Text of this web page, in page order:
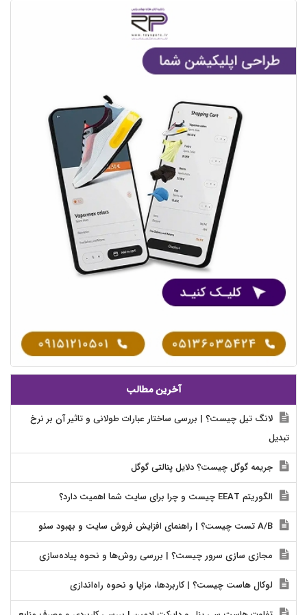
آخرین مطالب
لانگ تیل چیست؟ | بررسی ساختار عبارات طولانی و تاثیر آن بر نرخ
تبدیل
جریمه گوگل چیست؟ دلایل پنالتی گوگل
الگوریتم EEAT چیست و چرا برای سایت شما اهمیت دارد؟
مجازی سازی سرور چیست؟ | بررسی روش‌ها و نحوه پیاده‌سازی
لوکال هاست چیست؟ | کاربردها، مزایا و نحوه راه‌اندازی